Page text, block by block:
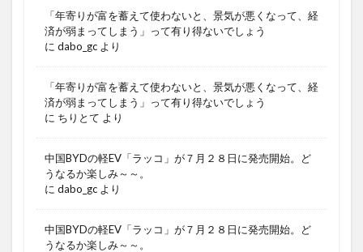
「年寄りが富を蓄えて使わないと、景気が悪くなって、経
済が弱まってしまう」って有り得ないでしょう
に dabo_gc より
「年寄りが富を蓄えて使わないと、景気が悪くなって、経
済が弱まってしまう」って有り得ないでしょう
に ちりとて より
中国BYDの軽EV「ラッコ」が７月２８日に発売開始。ど
うなるか楽しみ～～。
に dabo_gc より
中国BYDの軽EV「ラッコ」が７月２８日に発売開始。ど
うなるか楽しみ～～。